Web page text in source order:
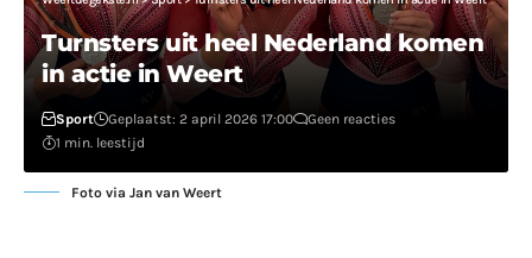
Turnsters uit heel Nederland komen
in actie in Weert
Sport Geplaatst: 2 april 2026 17:00
Geen reacties
1 min. leestijd
Foto via Jan van Weert